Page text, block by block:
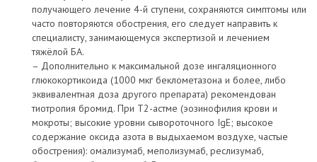
получающего лечение 4-й ступени, сохраняются симптомы или
часто повторяются обострения, его следует направить к
специалисту, занимающемуся экспертизой и лечением
тяжёлой БА.
– Дополнительно к максимальной дозе ингаляционного
глюкокортикоида (1000 мкг беклометазона и более, либо
эквивалентная доза другого препарата) рекомендован
тиотропия бромид. При T2-астме (эозинофилия крови и
мокроты; высокие уровни сывороточного IgE; высокое
содержание оксида азота в выдыхаемом воздухе, частые
обострения): омализумаб, меполизумаб, реслизумаб,